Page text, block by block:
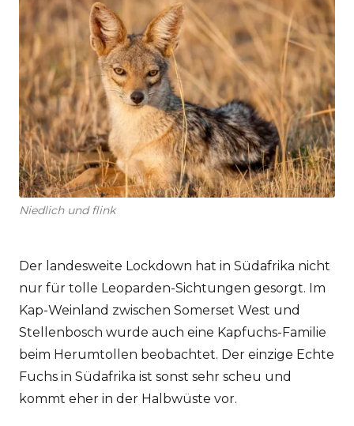
Niedlich und flink
Der landesweite Lockdown hat in Südafrika nicht
nur für tolle Leoparden-Sichtungen gesorgt. Im
Kap-Weinland zwischen Somerset West und
Stellenbosch wurde auch eine Kapfuchs-Familie
beim Herumtollen beobachtet. Der einzige Echte
Fuchs in Südafrika ist sonst sehr scheu und
kommt eher in der Halbwüste vor.